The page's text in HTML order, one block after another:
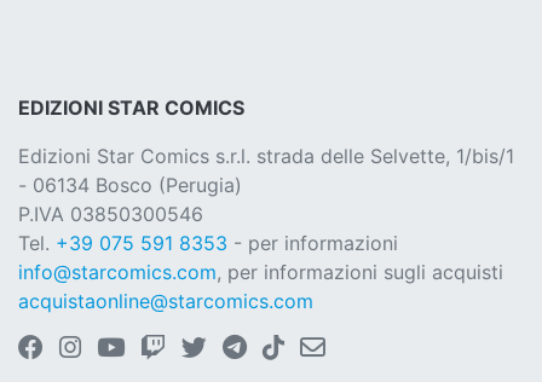
EDIZIONI STAR COMICS
Edizioni Star Comics s.r.l. strada delle Selvette, 1/bis/1
- 06134 Bosco (Perugia)
P.IVA 03850300546
Tel. +39 075 591 8353 - per informazioni
info@starcomics.com, per informazioni sugli acquisti
acquistaonline@starcomics.com